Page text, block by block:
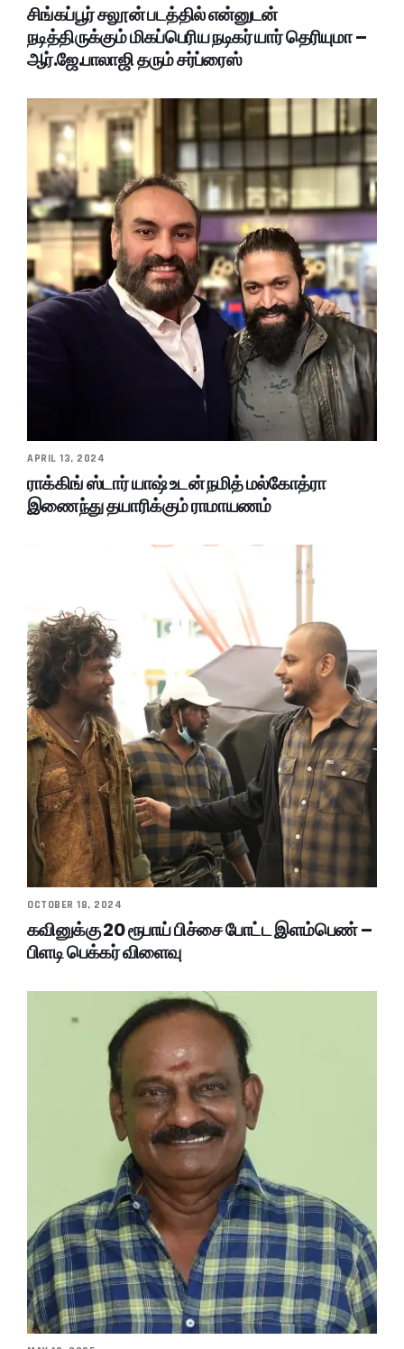
சிங்கப்பூர் சலூன் படத்தில் என்னுடன்
நடித்திருக்கும் மிகப்பெரிய நடிகர் யார் தெரியுமா –
ஆர்.ஜே.பாலாஜி தரும் சர்ப்ரைஸ்
APRIL 13, 2024
ராக்கிங் ஸ்டார் யாஷ் உடன் நமித் மல்கோத்ரா
இணைந்து தயாரிக்கும் ராமாயணம்
OCTOBER 18, 2024
கவினுக்கு 20 ரூபாய் பிச்சை போட்ட இளம்பெண் –
பிளடி பெக்கர் விளைவு